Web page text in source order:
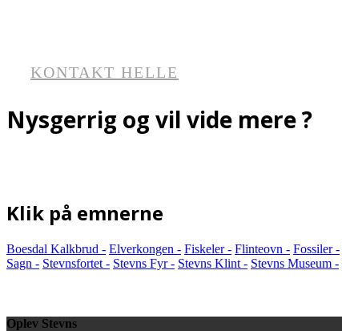
KONTAKT HELLE
Nysgerrig og vil vide mere ?
Klik på emnerne
Boesdal Kalkbrud - Elverkongen - Fiskeler - Flinteovn - Fossiler -
Sagn - Stevnsfortet - Stevns Fyr - Stevns Klint - Stevns Museum -
Oplev Stevns